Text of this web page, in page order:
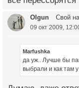
Olgun Свой
09 окт 2009,
Marfushka
да уж.. Лучше бы
выбрали и как там